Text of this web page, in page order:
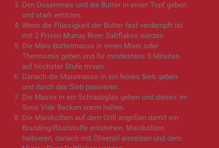
Den Dosenmais und die Butter in einen Topf geben
und stark erhitzen.
Wenn die Flüssigkeit der Butter fast verdampft ist
mit 2 Prisen Murray River Saltflakes würzen.
Die Mais-Buttermasse in einen Mixer oder
Thermomix geben und für mindestens 5 Minuten
auf höchster Stufe mixen.
Danach die Maismasse in ein feines Sieb geben
und durch das Sieb passieren.
Die Masse in ein Schraubglas geben und dieses im
Sous Vide Becken warm halten.
Die Maiskolben auf dem Grill angrillen damit ein
Branding/Röststoffe entstehen. Maiskolben
halbieren, danach mit Olivenöl einreiben und dem